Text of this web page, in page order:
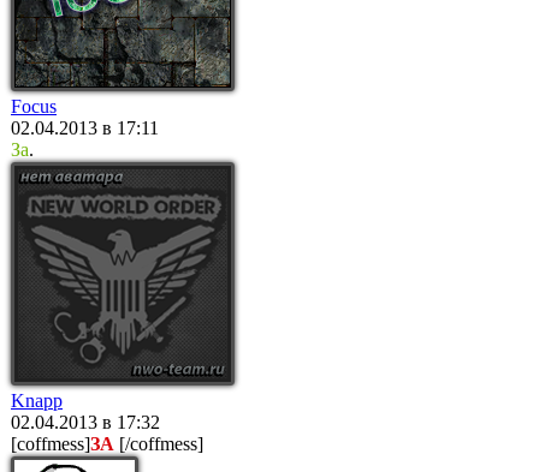
Focus
02.04.2013 в 17:11
За.
Knapp
02.04.2013 в 17:32
[coffmess]ЗА [/coffmess]